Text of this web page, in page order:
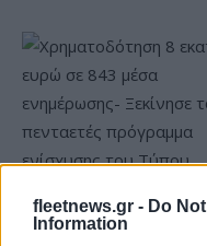
fleetnews.gr - Do
Information
Χρηματοδότηση 8 εκατ.
ευρώ σε 843 μέσα